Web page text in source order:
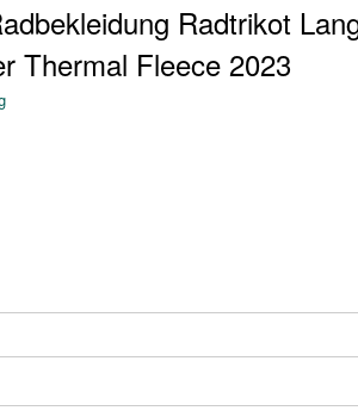
Radtrikot
Thermal Fleece 2023